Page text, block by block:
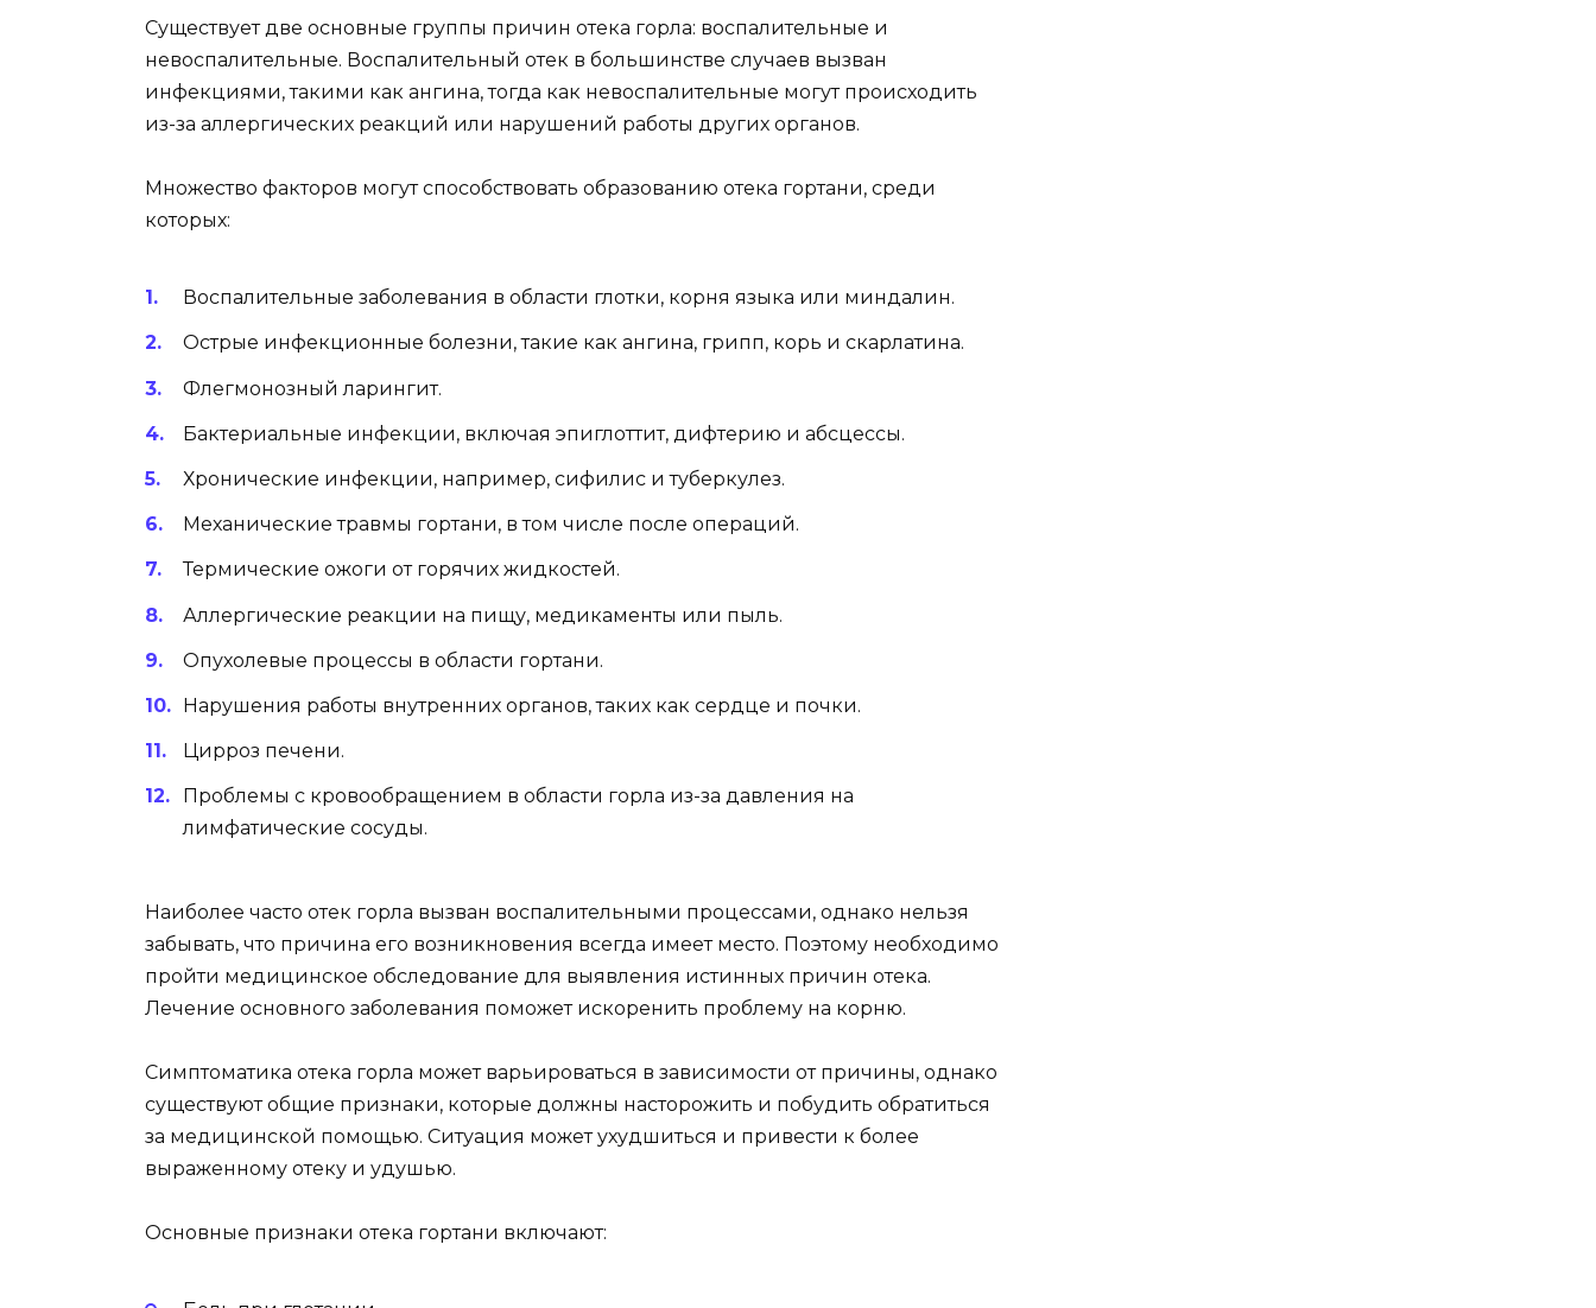
Существует две основные группы причин отека горла: воспалительные и
невоспалительные. Воспалительный отек в большинстве случаев вызван
инфекциями, такими как ангина, тогда как невоспалительные могут происходить
из-за аллергических реакций или нарушений работы других органов.
Множество факторов могут способствовать образованию отека гортани, среди
которых:
Воспалительные заболевания в области глотки, корня языка или миндалин.
Острые инфекционные болезни, такие как ангина, грипп, корь и скарлатина.
Флегмонозный ларингит.
Бактериальные инфекции, включая эпиглоттит, дифтерию и абсцессы.
Хронические инфекции, например, сифилис и туберкулез.
Механические травмы гортани, в том числе после операций.
Термические ожоги от горячих жидкостей.
Аллергические реакции на пищу, медикаменты или пыль.
Опухолевые процессы в области гортани.
Нарушения работы внутренних органов, таких как сердце и почки.
Цирроз печени.
Проблемы с кровообращением в области горла из-за давления на
лимфатические сосуды.
Наиболее часто отек горла вызван воспалительными процессами, однако нельзя
забывать, что причина его возникновения всегда имеет место. Поэтому необходимо
пройти медицинское обследование для выявления истинных причин отека.
Лечение основного заболевания поможет искоренить проблему на корню.
Симптоматика отека горла может варьироваться в зависимости от причины, однако
существуют общие признаки, которые должны насторожить и побудить обратиться
за медицинской помощью. Ситуация может ухудшиться и привести к более
выраженному отеку и удушью.
Основные признаки отека гортани включают: